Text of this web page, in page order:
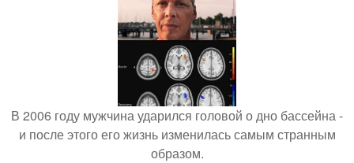
В 2006 году мужчина ударился головой о дно бассейна -
и после этого его жизнь изменилась самым странным
образом.